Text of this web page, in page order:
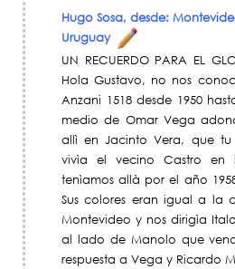
Hugo Sosa, desde:
Uruguay
UN RECUERDO PARA EL
Hola Gustavo, no nos
Anzani 1518 desde 1950
medio de Omar Vega
allì en Jacinto Vera, que
vivìa el vecino Castro en
tenìamos allà por el año
Sus colores eran igual a la
Montevideo y nos dirigìa
al lado de Manolo que
respuesta a Vega y Ricardo